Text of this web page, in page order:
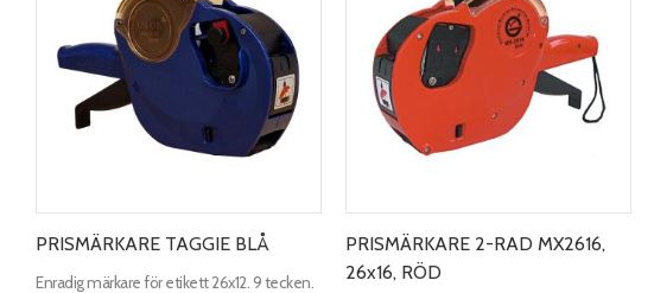
PRISMÄRKARE TAGGIE BLÅ
Enradig märkare för etikett 26x12. 9 tecken.
PRISMÄRKARE 2-RAD MX2616,
26x16, RÖD